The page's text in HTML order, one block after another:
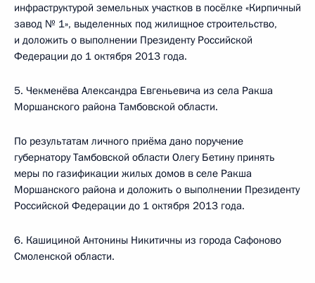
инфраструктурой земельных участков в посёлке «Кирпичный
завод № 1», выделенных под жилищное строительство,
и доложить о выполнении Президенту Российской
Федерации до 1 октября 2013 года.
5. Чекменёва Александра Евгеньевича из села Ракша
Моршанского района Тамбовской области.
По результатам личного приёма дано поручение
губернатору Тамбовской области Олегу Бетину принять
меры по газификации жилых домов в селе Ракша
Моршанского района и доложить о выполнении Президенту
Российской Федерации до 1 октября 2013 года.
6. Кашициной Антонины Никитичны из города Сафоново
Смоленской области.